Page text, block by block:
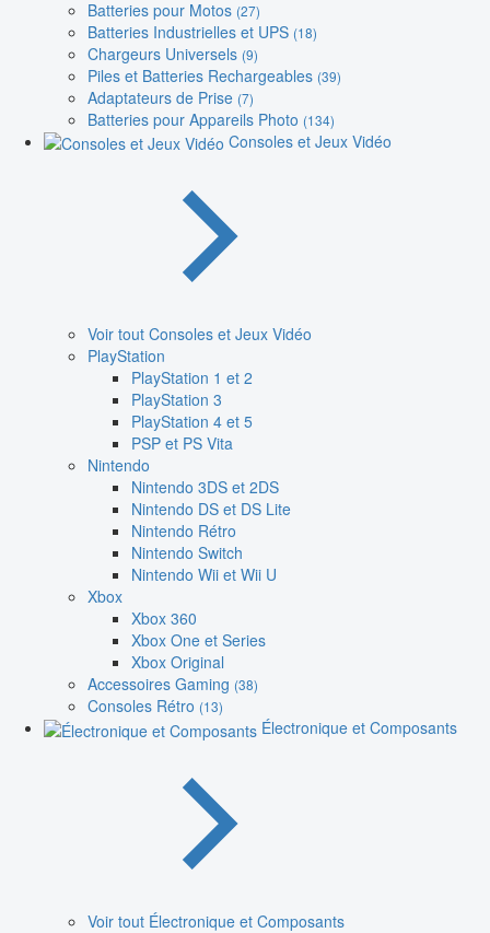
Batteries pour Motos (27)
Batteries Industrielles et UPS (18)
Chargeurs Universels (9)
Piles et Batteries Rechargeables (39)
Adaptateurs de Prise (7)
Batteries pour Appareils Photo (134)
Consoles et Jeux Vidéo
Voir tout Consoles et Jeux Vidéo
PlayStation
PlayStation 1 et 2
PlayStation 3
PlayStation 4 et 5
PSP et PS Vita
Nintendo
Nintendo 3DS et 2DS
Nintendo DS et DS Lite
Nintendo Rétro
Nintendo Switch
Nintendo Wii et Wii U
Xbox
Xbox 360
Xbox One et Series
Xbox Original
Accessoires Gaming (38)
Consoles Rétro (13)
Électronique et Composants
Voir tout Électronique et Composants